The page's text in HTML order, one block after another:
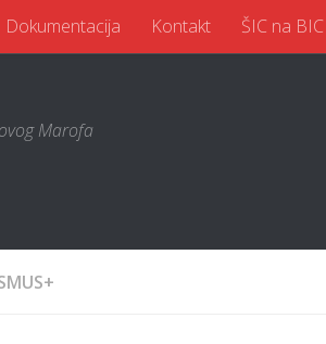
Dokumentacija Kontakt ŠIC na BIC
Marofa